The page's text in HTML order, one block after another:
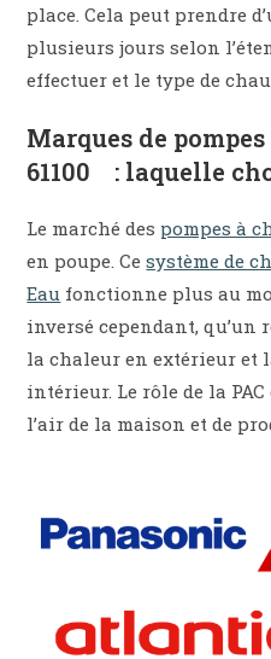
place. Cela peut prendre
plusieurs jours selon
effectuer et le type de
Marques de
61100 : laquelle
Le marché des pompes à
en poupe. Cesystème de
Eau fonctionne plus au
inversé cependant, qu’un
la chaleur en extérieur et
intérieur. Le rôle de la
l’air de la maison et de